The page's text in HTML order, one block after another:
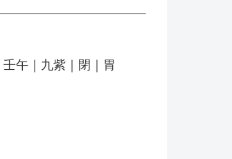
壬午｜九紫｜閉｜胃